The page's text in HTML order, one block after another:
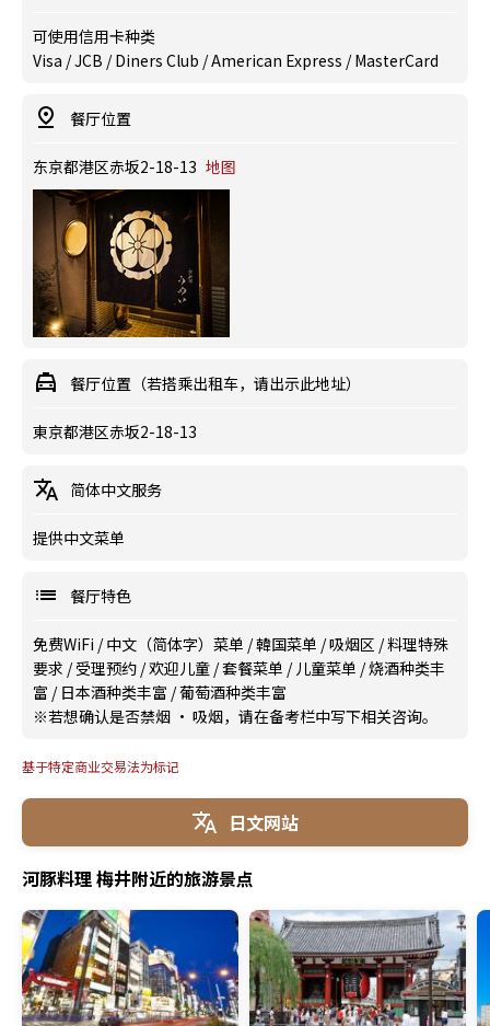
可使用信用卡种类
Visa / JCB / Diners Club / American Express / MasterCard
餐厅位置
东京都港区赤坂2-18-13 地图
餐厅位置（若搭乘出租车，请出示此地址）
東京都港区赤坂2-18-13
简体中文服务
提供中文菜单
餐厅特色
免费WiFi /中文（简体字）菜单 /韓国菜单 /吸烟区 /料理特殊
要求 /受理预约 /欢迎儿童 /套餐菜单 /儿童菜单 /烧酒种类丰
富 / 日本酒种类丰富 /葡萄酒种类丰富
※若想确认是否禁烟 · 吸烟，请在备考栏中写下相关咨询。
基于特定商业交易法为标记
日文网站
河豚料理 梅井附近的旅游景点